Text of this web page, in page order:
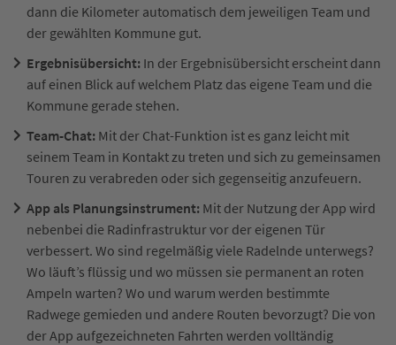
dann die Kilometer automatisch dem jeweiligen Team und
der gewählten Kommune gut.
Ergebnisübersicht: In der Ergebnisübersicht erscheint dann
auf einen Blick auf welchem Platz das eigene Team und die
Kommune gerade stehen.
Team-Chat: Mit der Chat-Funktion ist es ganz leicht mit
seinem Team in Kontakt zu treten und sich zu gemeinsamen
Touren zu verabreden oder sich gegenseitig anzufeuern.
App als Planungsinstrument: Mit der Nutzung der App wird
nebenbei die Radinfrastruktur vor der eigenen Tür
verbessert. Wo sind regelmäßig viele Radelnde unterwegs?
Wo läuft’s flüssig und wo müssen sie permanent an roten
Ampeln warten? Wo und warum werden bestimmte
Radwege gemieden und andere Routen bevorzugt? Die von
der App aufgezeichneten Fahrten werden volltändig